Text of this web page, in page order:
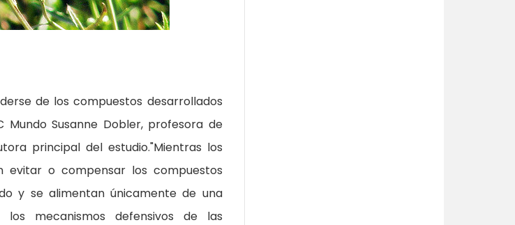
de los compuestos desarrollados
Susanne Dobler, profesora de
principal del estudio."Mientras los
evitar o compensar los compuestos
y se alimentan únicamente de una
mecanismos defensivos de las